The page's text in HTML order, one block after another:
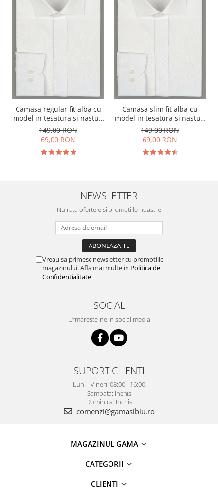
Camasa regular fit alba cu
model in tesatura si nasturi
ascunsi
149,00 RON
69,00 RON
Camasa slim fit alba cu
model in tesatura si nasturi
ascunsi
149,00 RON
69,00 RON
NEWSLETTER
Nu rata ofertele si promotiile noastre
Vreau sa primesc newsletter cu promotiile
magazinului. Afla mai multe in Politica de
Confidentialitate
SOCIAL
Urmareste-ne in social media
SUPORT CLIENTI
Luni - Vineri: 08:00 - 16:00
Sambata: Inchis
Duminica: Inchis
comenzi@gamasibiu.ro
MAGAZINUL GAMA
CATEGORII
CLIENTI